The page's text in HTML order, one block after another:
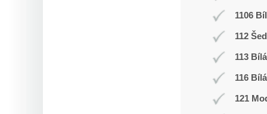
1106
112
113 Bílá
116 Bílá
121